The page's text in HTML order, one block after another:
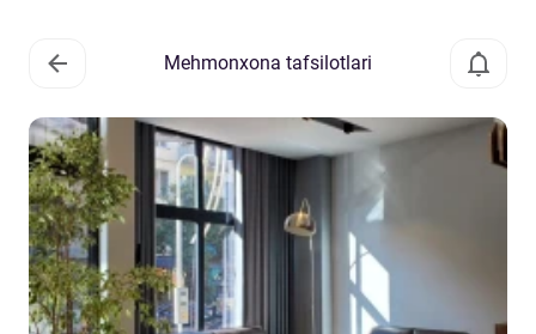
Mehmonxona tafsilotlari